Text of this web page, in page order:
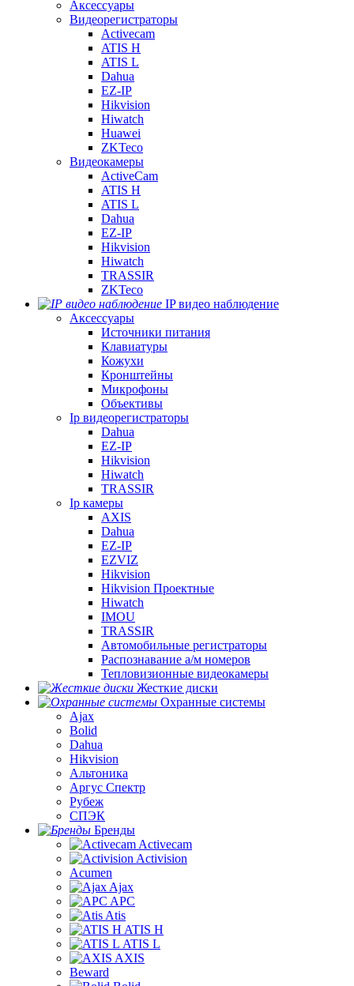
Аксессуары
Видеорегистраторы
Activecam
ATIS H
ATIS L
Dahua
EZ-IP
Hikvision
Hiwatch
Huawei
ZKTeco
Видеокамеры
ActiveCam
ATIS H
ATIS L
Dahua
EZ-IP
Hikvision
Hiwatch
TRASSIR
ZKTeco
IP видео наблюдение
Аксессуары
Источники питания
Клавиатуры
Кожухи
Кронштейны
Микрофоны
Объективы
Ip видеорегистраторы
Dahua
EZ-IP
Hikvision
Hiwatch
TRASSIR
Ip камеры
AXIS
Dahua
EZ-IP
EZVIZ
Hikvision
Hikvision Проектные
Hiwatch
IMOU
TRASSIR
Автомобильные регистраторы
Распознавание а/м номеров
Тепловизионные видеокамеры
Жесткие диски
Охранные системы
Ajax
Bolid
Dahua
Hikvision
Альтоника
Аргус Спектр
Рубеж
СПЭК
Бренды
Activecam
Activision
Acumen
Ajax
APC
Atis
ATIS H
ATIS L
AXIS
Beward